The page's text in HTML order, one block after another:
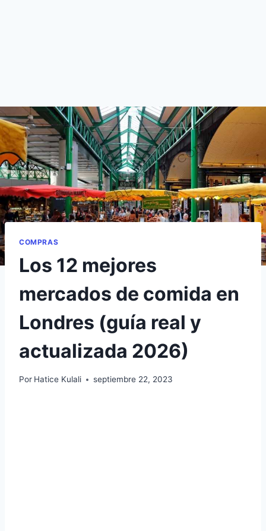
COMPRAS
Los 12 mejores
mercados de comida en
Londres (guía real y
actualizada 2026)
Por Hatice Kulali septiembre 22, 2023